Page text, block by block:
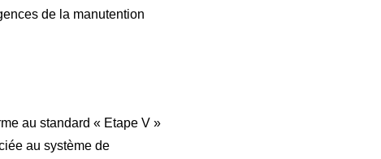
de la manutention
au standard « Etape V »
au système de